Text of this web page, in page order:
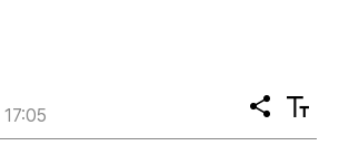
공
유
텍
스